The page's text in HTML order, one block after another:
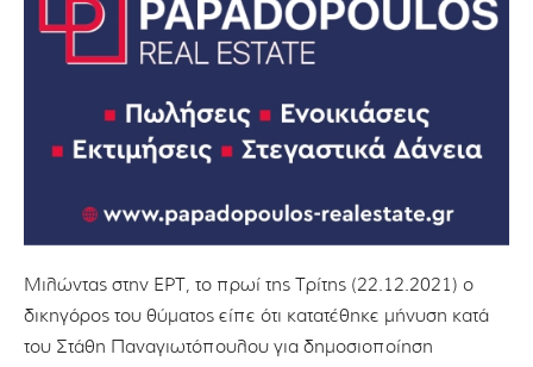
Μιλώντας στην ΕΡΤ, το πρωί της Τρίτης (22.12.2021) ο
δικηγόρος του θύματος είπε ότι κατατέθηκε μήνυση κατά
του Στάθη Παναγιωτόπουλου για δημοσιοποίηση